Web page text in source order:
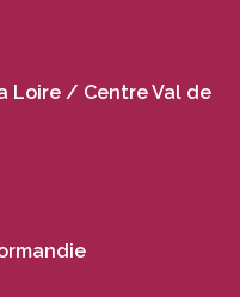
Loire / Centre Val de